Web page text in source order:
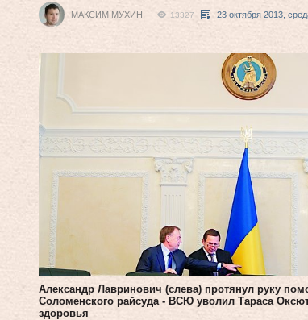
МАКСИМ МУХИН 13327 23 октября 2013,
Александр Лавринович (слева) протянул руку
Соломенского райсуда - ВСЮ уволил Тараса
здоровья